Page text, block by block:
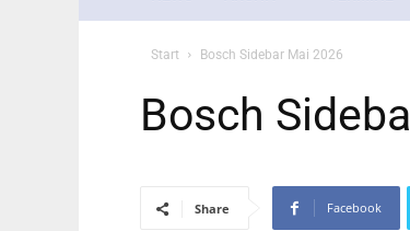
Start Bosch Sidebar Mai 2026
Bosch
Share Facebook